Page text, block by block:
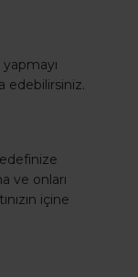
edebilirsiniz.
ve onları
içine